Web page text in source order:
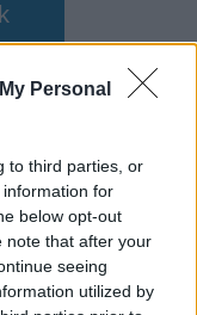
Personal
to third parties, or
for
below opt-out
note that after your
seeing
utilized by
Mega
be